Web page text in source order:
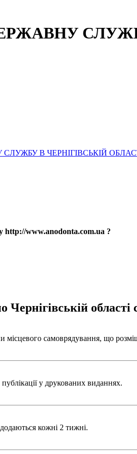
В ЧЕРНІГІВСЬКІЙ
http://www.anodonta.com.ua ?
самоврядування, що
у друкованих виданнях.
кожні 2 тижні.